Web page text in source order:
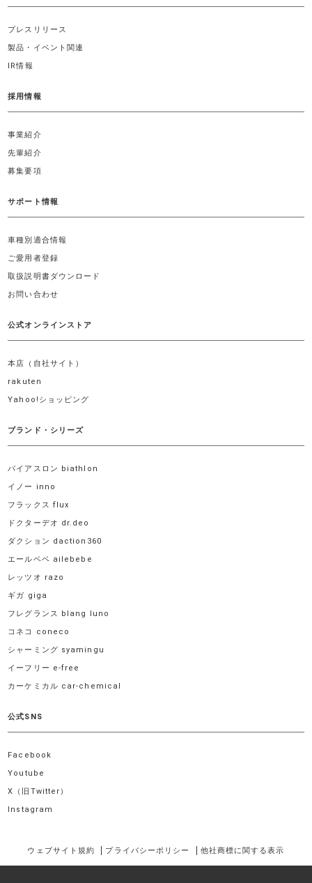
プレスリリース
製品・イベント関連
IR情報
採用情報
事業紹介
先輩紹介
募集要項
サポート情報
車種別適合情報
ご愛用者登録
取扱説明書ダウンロード
お問い合わせ
公式オンラインストア
本店（自社サイト）
rakuten
Yahoo!ショッピング
ブランド・シリーズ
バイアスロン biathlon
イノー inno
フラックス flux
ドクターデオ dr.deo
ダクション daction360
エールベベ ailebebe
レッツオ razo
ギガ giga
フレグランス blang luno
コネコ coneco
シャーミング syamingu
イーフリー e-free
カーケミカル car-chemical
公式SNS
Facebook
Youtube
X（旧Twitter）
Instagram
ウェブサイト規約 プライバシーポリシー 他社商標に関する表示